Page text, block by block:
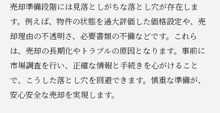
売却準備段階には見落としがちな落とし穴が存在しま
す。例えば、物件の状態を過大評価した価格設定や、売
却理由の不透明さ、必要書類の不備などです。これら
は、売却の長期化やトラブルの原因となります。事前に
市場調査を行い、正確な情報と手続きを心がけること
で、こうした落とし穴を回避できます。慎重な準備が、
安心安全な売却を実現します。